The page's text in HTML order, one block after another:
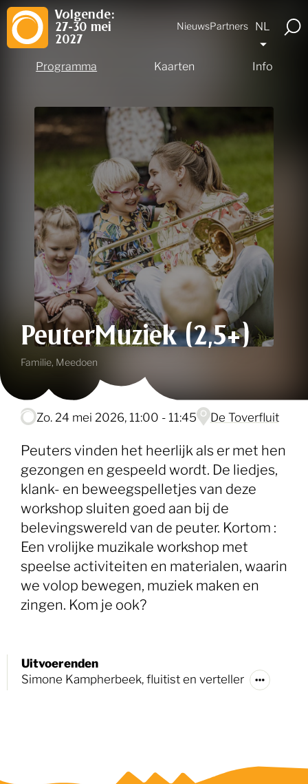
Volgende:
27-30 mei
2027
Programma Kaarten Info
NieuwsPartners NL
PeuterMuziek (2,5+)
Familie, Meedoen
zo. 24 mei 2026, 11:00 - 11:45 De Toverfluit
Peuters vinden het heerlijk als er met hen
gezongen en gespeeld wordt. De liedjes,
klank- en beweegspelletjes van deze
workshop sluiten goed aan bij de
belevingswereld van de peuter. Kortom :
Een vrolijke muzikale workshop met
speelse activiteiten en materialen, waarin
we volop bewegen, muziek maken en
zingen. Kom je ook?
Uitvoerenden
Simone Kampherbeek, fluitist en verteller